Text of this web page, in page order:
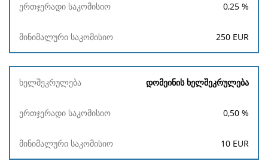
0,25 %
250 EUR
დომეინის ხელშეკრულება
0,50 %
10 EUR